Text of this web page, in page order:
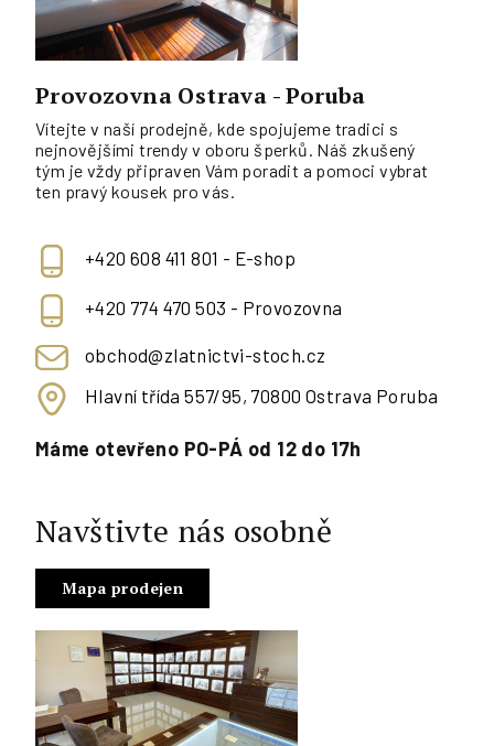
Provozovna Ostrava - Poruba
Vítejte v naší prodejně, kde spojujeme tradici s
nejnovějšími trendy v oboru šperků. Náš zkušený
tým je vždy připraven Vám poradit a pomoci vybrat
ten pravý kousek pro vás.
+420 608 411 801 - E-shop
+420 774 470 503 - Provozovna
obchod@zlatnictvi-stoch.cz
Hlavní třída 557/95, 70800 Ostrava Poruba
Máme otevřeno PO-PÁ od 12 do 17h
Navštivte nás osobně
Mapa prodejen